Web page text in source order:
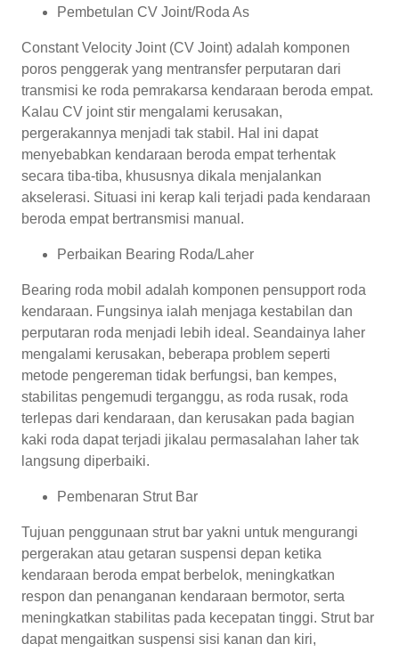
Pembetulan CV Joint/Roda As
Constant Velocity Joint (CV Joint) adalah komponen
poros penggerak yang mentransfer perputaran dari
transmisi ke roda pemrakarsa kendaraan beroda empat.
Kalau CV joint stir mengalami kerusakan,
pergerakannya menjadi tak stabil. Hal ini dapat
menyebabkan kendaraan beroda empat terhentak
secara tiba-tiba, khususnya dikala menjalankan
akselerasi. Situasi ini kerap kali terjadi pada kendaraan
beroda empat bertransmisi manual.
Perbaikan Bearing Roda/Laher
Bearing roda mobil adalah komponen pensupport roda
kendaraan. Fungsinya ialah menjaga kestabilan dan
perputaran roda menjadi lebih ideal. Seandainya laher
mengalami kerusakan, beberapa problem seperti
metode pengereman tidak berfungsi, ban kempes,
stabilitas pengemudi terganggu, as roda rusak, roda
terlepas dari kendaraan, dan kerusakan pada bagian
kaki roda dapat terjadi jikalau permasalahan laher tak
langsung diperbaiki.
Pembenaran Strut Bar
Tujuan penggunaan strut bar yakni untuk mengurangi
pergerakan atau getaran suspensi depan ketika
kendaraan beroda empat berbelok, meningkatkan
respon dan penanganan kendaraan bermotor, serta
meningkatkan stabilitas pada kecepatan tinggi. Strut bar
dapat mengaitkan suspensi sisi kanan dan kiri,